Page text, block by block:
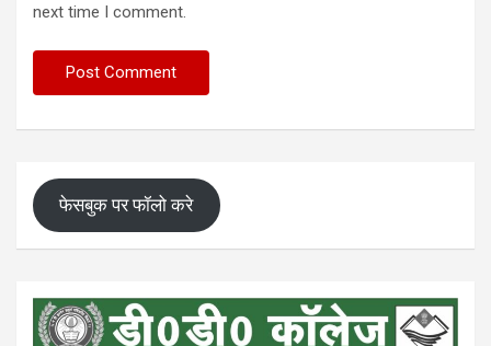
next time I comment.
फेसबुक पर फॉलो करे